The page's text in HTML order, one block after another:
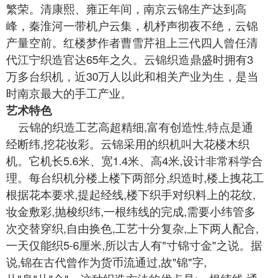
繁荣。清康熙、雍正年间，南京云锦生产达到高
峰，秦淮河一带机户云集，机杼声彻夜不绝，云锦
产量空前。红楼梦作者曹雪芹祖上三代四人曾任清
代江宁织造官达65年之久。云锦织造鼎盛时拥有3
万多台织机，近30万人以此和相关产业为生，是当
时南京最大的手工产业。
艺术特色
云锦的织造工艺高超精细,富有创造性,特点是通
经断纬,挖花妆彩。云锦采用的织机叫大花楼木织
机。它机长5.6米、宽1.4米、高4米,设计非常科学合
理。每台织机分楼上楼下两部分,织造时,楼上拽花工
根据花本要求,提起经线,楼下织手对织料上的花纹,
妆金敷彩,抛梭织纬,一根纬线的完成,需要小纬管多
次交替穿织,自由换色,工艺十分复杂,上下两人配合,
一天仅能织5-6厘米,所以古人有"寸锦寸金"之说。据
说,锦在古代曾作为货币流通过,故"锦"字,